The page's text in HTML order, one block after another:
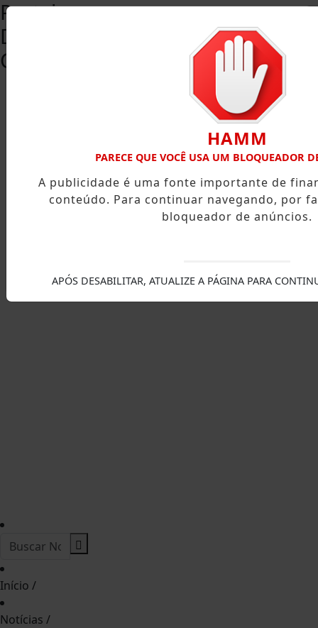
Portal
Destaque
Capixaba
Início /
Notícias /
X
HAMM
PARECE QUE VOCÊ USA UM BLOQUEADOR
A publicidade é uma fonte importante de
conteúdo. Para continuar navegando, por
bloqueador de anúncios.
APÓS DESABILITAR, ATUALIZE A PÁGINA PARA